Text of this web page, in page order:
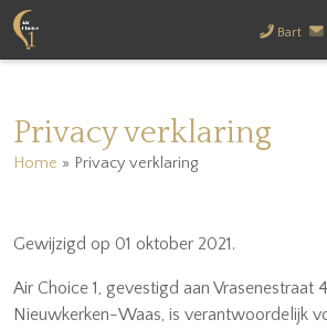
Bart
Privacy verklaring
Home » Privacy verklaring
Gewijzigd op 01 oktober 2021.
Air Choice 1, gevestigd aan Vrasenestraat
Nieuwkerken-Waas, is verantwoordelijk